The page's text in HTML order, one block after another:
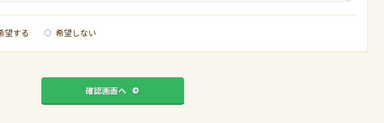
望する 希望しない
確認画面へ